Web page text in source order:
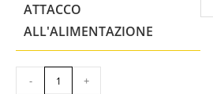
ATTACCO
ALL'ALIMENTAZIONE
- +